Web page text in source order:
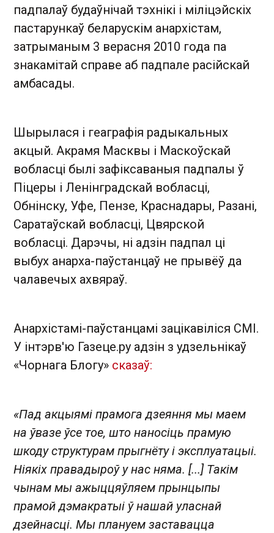
падпалаў будаўнічай тэхнікі і міліцэйскіх
пастарункаў беларускім анархістам,
затрыманым 3 верасня 2010 года па
знакамітай справе аб падпале расійскай
амбасады.
Шырылася і геаграфія радыкальных
акцый. Акрамя Масквы і Маскоўскай
вобласці былі зафіксаваныя падпалы ў
Піцеры і Ленінградскай вобласці,
Обнінску, Уфе, Пензе, Краснадары, Разані,
Саратаўскай вобласці, Цвярской
вобласці. Дарэчы, ні адзін падпал ці
выбух анарха-паўстанцаў не прывёў да
чалавечых ахвяраў.
Анархістамі-паўстанцамі зацікавіліся СМІ.
У інтэрв'ю Газеце.ру адзін з удзельнікаў
«Чорнага Блогу» сказаў:
«Пад акцыямі прамога дзеяння мы маем
на ўвазе ўсе тое, што наносіць прамую
шкоду структурам прыгнёту і эксплуатацыі.
Ніякіх правадыроў у нас няма. [...] Такім
чынам мы ажыццяўляем прынцыпы
прамой дэмакратыі ў нашай уласнай
дзейнасці. Мы плануем заставацца